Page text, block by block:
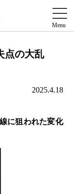
点の大乱
2025.4.18
に狙われた変化